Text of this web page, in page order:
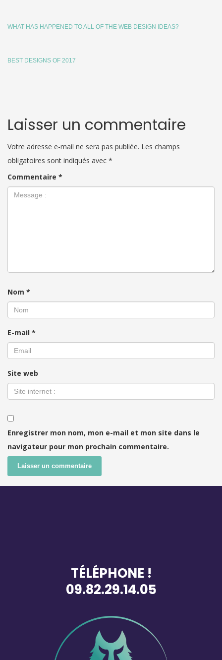
WHAT HAS HAPPENED TO ALL OF THE WEB DESIGN IDEAS?
BEST DESIGNS OF 2017
Laisser un commentaire
Votre adresse e-mail ne sera pas publiée. Les champs
obligatoires sont indiqués avec *
Commentaire *
Nom *
E-mail *
Site web
Enregistrer mon nom, mon e-mail et mon site dans le
navigateur pour mon prochain commentaire.
TÉLÉPHONE !
09.82.29.14.05